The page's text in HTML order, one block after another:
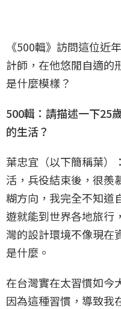
《500輯》訪問這位近
計師，在他悠閒自適的
是什麼模樣？
500輯：請描述一下25
的生活？
葉忠宜（以下簡稱葉）
活，兵役結束後，很羨
糊方向，我完全不知道
遊就能到世界各地旅行
灣的設計環境不像現在
是什麼。
在台灣實在太習慣如今
因為這種習慣，導致我